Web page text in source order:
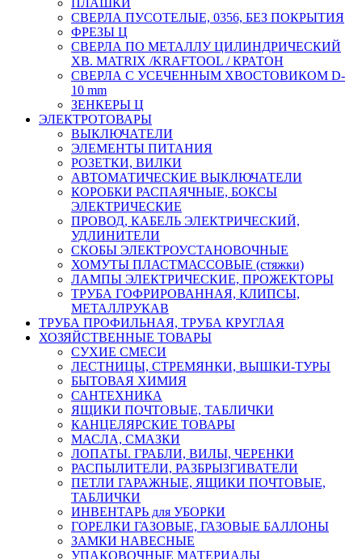
СВЕРЛА ПУСОТЕЛЫЕ, 0356, БЕЗ ПОКРЫТИЯ
ФРЕЗЫ Ц
СВЕРЛА ПО МЕТАЛЛУ ЦИЛИНДРИЧЕСКИЙ
ХВ. MATRIX /KRAFTOOL / КРАТОН
СВЕРЛА С УСЕЧЕННЫМ ХВОСТОВИКОМ D-
10 mm
ЗЕНКЕРЫ Ц
ЭЛЕКТРОТОВАРЫ
ВЫКЛЮЧАТЕЛИ
ЭЛЕМЕНТЫ ПИТАНИЯ
РОЗЕТКИ, ВИЛКИ
АВТОМАТИЧЕСКИЕ ВЫКЛЮЧАТЕЛИ
КОРОБКИ РАСПАЯЧНЫЕ, БОКСЫ
ЭЛЕКТРИЧЕСКИЕ
ПРОВОД, КАБЕЛЬ ЭЛЕКТРИЧЕСКИЙ,
УДЛИНИТЕЛИ
СКОБЫ ЭЛЕКТРОУСТАНОВОЧНЫЕ
ХОМУТЫ ПЛАСТМАССОВЫЕ (стяжки)
ЛАМПЫ ЭЛЕКТРИЧЕСКИЕ, ПРОЖЕКТОРЫ
ТРУБА ГОФРИРОВАННАЯ, КЛИПСЫ,
МЕТАЛЛРУКАВ
ТРУБА ПРОФИЛЬНАЯ, ТРУБА КРУГЛАЯ
ХОЗЯЙСТВЕННЫЕ ТОВАРЫ
СУХИЕ СМЕСИ
ЛЕСТНИЦЫ, СТРЕМЯНКИ, ВЫШКИ-ТУРЫ
БЫТОВАЯ ХИМИЯ
САНТЕХНИКА
ЯЩИКИ ПОЧТОВЫЕ, ТАБЛИЧКИ
КАНЦЕЛЯРСКИЕ ТОВАРЫ
МАСЛА, СМАЗКИ
ЛОПАТЫ. ГРАБЛИ, ВИЛЫ, ЧЕРЕНКИ
РАСПЫЛИТЕЛИ, РАЗБРЫЗГИВАТЕЛИ
ПЕТЛИ ГАРАЖНЫЕ, ЯЩИКИ ПОЧТОВЫЕ,
ТАБЛИЧКИ
ИНВЕНТАРЬ для УБОРКИ
ГОРЕЛКИ ГАЗОВЫЕ, ГАЗОВЫЕ БАЛЛОНЫ
ЗАМКИ НАВЕСНЫЕ
УПАКОВОЧНЫЕ МАТЕРИАЛЫ